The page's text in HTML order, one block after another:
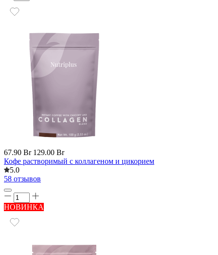
67.90 Br 129.00 Br
Кофе растворимый с коллагеном и цикорием
5.0
58 отзывов
НОВИНКА